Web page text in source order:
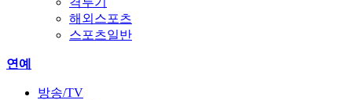
해외스포츠
스포츠일반
연예
방송/TV